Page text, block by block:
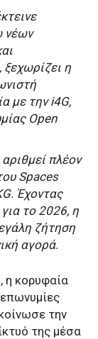
νέων
ξεχωρίζει η
με την i4G,
Open
πλέον
Spaces
Έχοντας
το 2026, η
ζήτηση
αγορά.
η κορυφαία
την
της μέσα